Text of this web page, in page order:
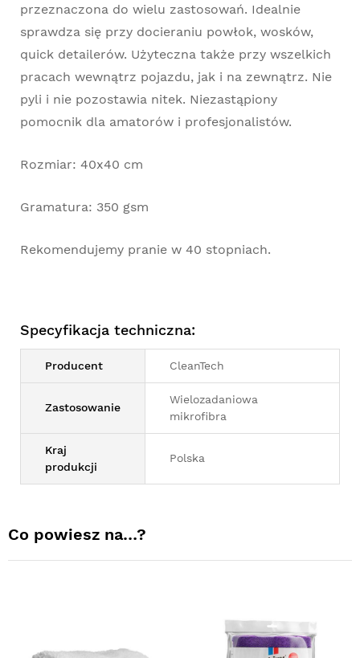
przeznaczona do wielu zastosowań. Idealnie
sprawdza się przy docieraniu powłok, wosków,
quick detailerów. Użyteczna także przy wszelkich
pracach wewnątrz pojazdu, jak i na zewnątrz. Nie
pyli i nie pozostawia nitek. Niezastąpiony
pomocnik dla amatorów i profesjonalistów.
Rozmiar: 40x40 cm
Gramatura: 350 gsm
Rekomendujemy pranie w 40 stopniach.
Specyfikacja techniczna:
Producent CleanTech
Zastosowanie
Wielozadaniowa
mikrofibra
Kraj
produkcji
Polska
Co powiesz na…?